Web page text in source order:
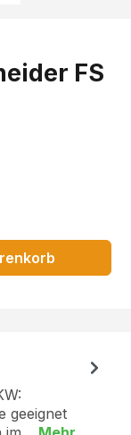
FS
geeignet